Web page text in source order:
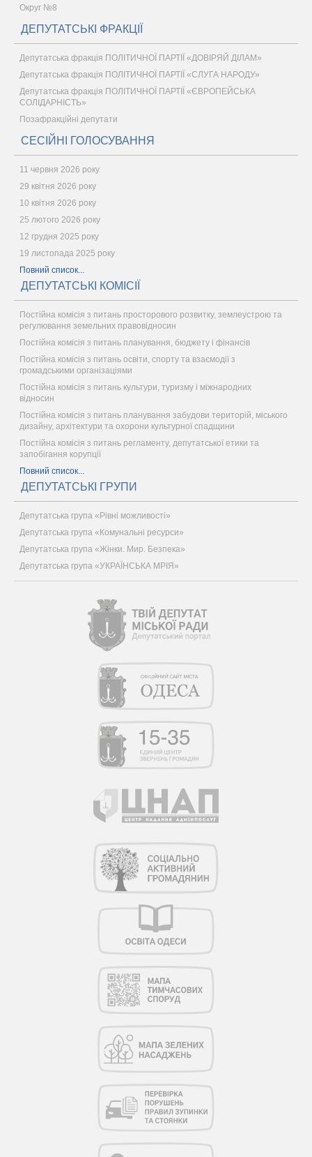
Округ №8
ДЕПУТАТСЬКІ ФРАКЦІЇ
Депутатська фракція ПОЛІТИЧНОЇ ПАРТІЇ «ДОВІРЯЙ ДІЛАМ»
Депутатська фракція ПОЛІТИЧНОЇ ПАРТІЇ «СЛУГА НАРОДУ»
Депутатська фракція ПОЛІТИЧНОЇ ПАРТІЇ «ЄВРОПЕЙСЬКА
СОЛІДАРНІСТЬ»
Позафракційні депутати
СЕСІЙНІ ГОЛОСУВАННЯ
11 червня 2026 року
29 квітня 2026 року
10 квітня 2026 року
25 лютого 2026 року
12 грудня 2025 року
19 листопада 2025 року
Повний список...
ДЕПУТАТСЬКІ КОМІСІЇ
Постійна комісія з питань просторового розвитку, землеустрою та
регулювання земельних правовідносин
Постійна комісія з питань планування, бюджету і фінансів
Постійна комісія з питань освіти, спорту та взаємодії з
громадськими організаціями
Постійна комісія з питань культури, туризму і міжнародних
відносин
Постійна комісія з питань планування забудови територій, міського
дизайну, архітектури та охорони культурної спадщини
Постійна комісія з питань регламенту, депутатської етики та
запобігання корупції
Повний список...
ДЕПУТАТСЬКІ ГРУПИ
Депутатська група «Рівні можливості»
Депутатська група «Комунальні ресурси»
Депутатська група «Жінки. Мир. Безпека»
Депутатська група «УКРАЇНСЬКА МРІЯ»